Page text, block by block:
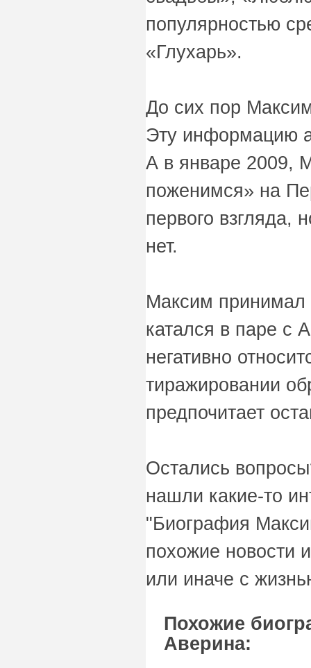
популярностью
«Глухарь».
До сих пор
Эту информацию
А в январе 2009,
поженимся» на
первого
нет.
Максим принимал
катался в паре с
негативно
тиражировании
предпочитает
Остались
нашли какие-то
"Биография
похожие новости
или иначе с
Похожие
Аверина: